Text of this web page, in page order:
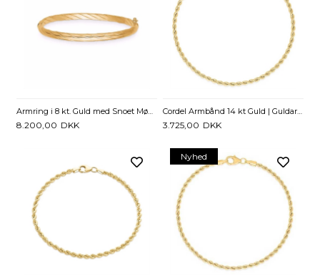
Armring i 8 kt. Guld med Snoet Mønster
8.200,00 DKK
Cordel Armbånd 14 kt Guld | Guldarmbånd 2,1 mm – 18,5 cm
3.725,00 DKK
Nyhed